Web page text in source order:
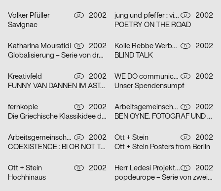
Volker Pfüller D
2002
Savignac
jung und pfeffer : visuelle Kommunikation D
2002
POETRY ON THE ROAD
Katharina Mouratidi D
2002
Globalisierung – Serie von drei Plakaten
Kolle Rebbe Werbeagentur GmbH D
2002
BLIND TALK
Kreativfeld D
2002
FUNNY VAN DANNEN IM ASTA – KELLER
WE DO communication GmbH D
2002
Unser Spendensumpf
fernkopie D
2002
Die Griechische Klassikidee der Wirklichkeit – Serie von zwei Plakaten
Arbeitsgemeinschaft für visuelle und verbale Kommunikation Uwe Loesch D
2002
BEN OYNE. FOTOGRAF UND FILMEMACHER
Arbeitsgemeinschaft für visuelle und verbale Kommunikation Uwe Loesch D
2002
COEXISTENCE : BI OR NOT TO BE
Ott + Stein D
2002
Ott + Stein Posters from Berlin
Ott + Stein D
2002
Hochhinaus
Herr Ledesi Projekt- und Werbeagentur D
2002
popdeurope – Serie von zwei Plakaten